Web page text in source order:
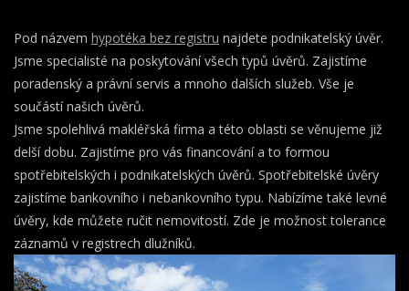
Pod názvem hypotéka bez registru najdete podnikatelský úvěr.
Jsme specialisté na poskytování všech typů úvěrů. Zajistíme
poradenský a právní servis a mnoho dalších služeb. Vše je
součástí našich úvěrů.
Jsme spolehlivá makléřská firma a této oblasti se věnujeme již
delší dobu. Zajistíme pro vás financování a to formou
spotřebitelských i podnikatelských úvěrů. Spotřebitelské úvěry
zajistíme bankovního i nebankovního typu. Nabízíme také levné
úvěry, kde můžete ručit nemovitostí. Zde je možnost tolerance
záznamů v registrech dlužníků.